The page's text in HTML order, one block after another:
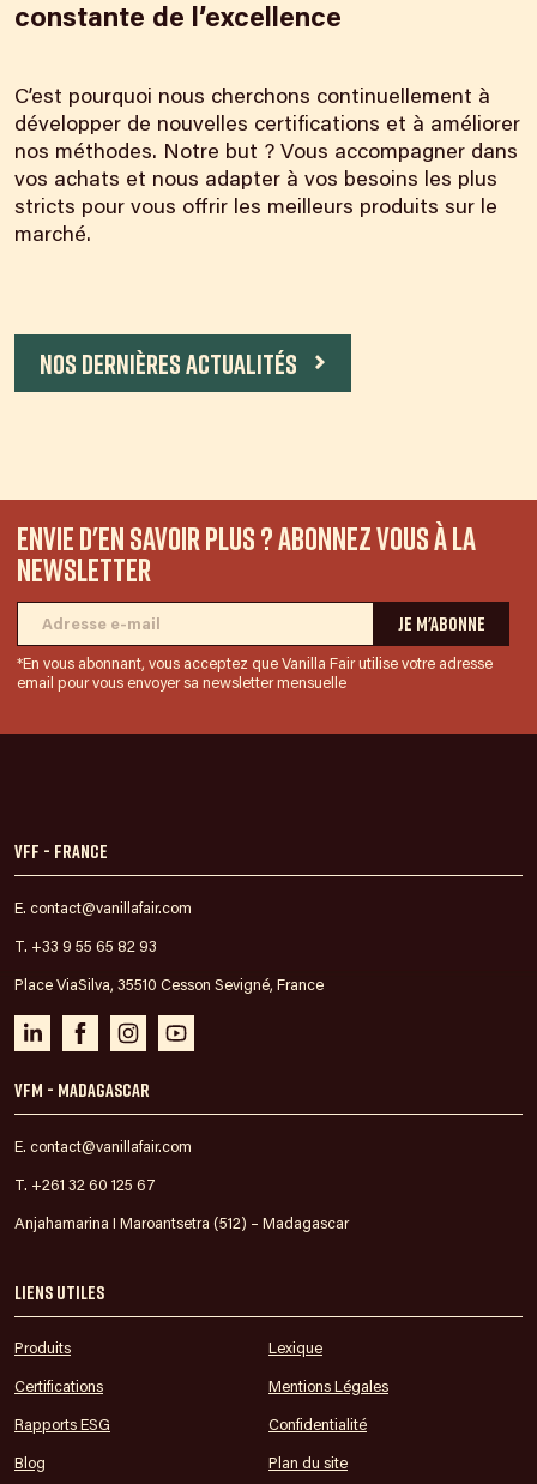
constante de l’excellence
C’est pourquoi nous cherchons continuellement à
développer de nouvelles certifications et à améliorer
nos méthodes. Notre but ? Vous accompagner dans
vos achats et nous adapter à vos besoins les plus
stricts pour vous offrir les meilleurs produits sur le
marché.
Nos dernières actualités
Envie d'en savoir plus ? Abonnez vous à la
newsletter
*En vous abonnant, vous acceptez que Vanilla Fair utilise votre adresse
email pour vous envoyer sa newsletter mensuelle
VFF - France
E. contact@vanillafair.com
T. +33 9 55 65 82 93
Place ViaSilva, 35510 Cesson Sevigné, France
VFM - Madagascar
E. contact@vanillafair.com
T. +261 32 60 125 67
Anjahamarina I Maroantsetra (512) – Madagascar
Liens utiles
Produits Lexique
Certifications Mentions Légales
Rapports ESG Confidentialité
Blog Plan du site